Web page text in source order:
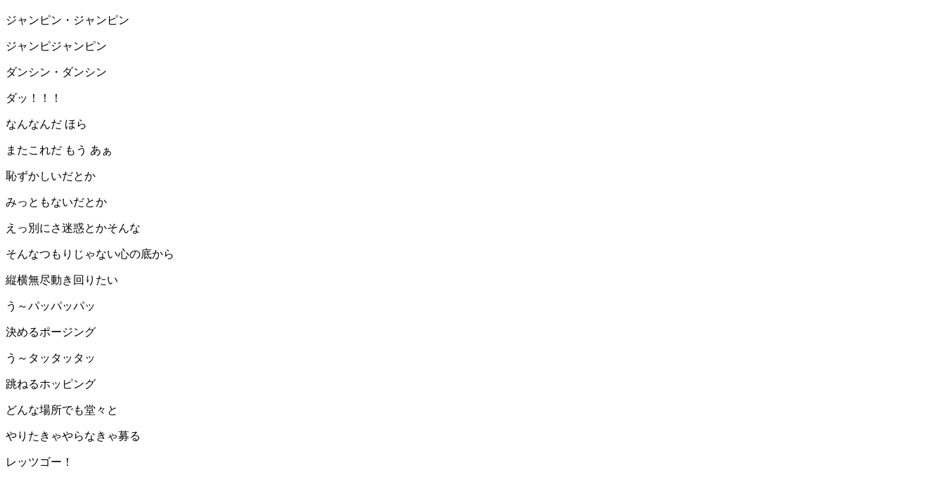
ジャンピン・ジャンピン
ジャンピジャンピン
ダンシン・ダンシン
ダッ！！！
なんなんだ ほら
またこれだ もう あぁ
恥ずかしいだとか
みっともないだとか
えっ別にさ迷惑とかそんな
そんなつもりじゃない心の底から
縦横無尽動き回りたい
う～パッパッパッ
決めるポージング
う～タッタッタッ
跳ねるホッピング
どんな場所でも堂々と
やりたきゃやらなきゃ募る
レッツゴー！